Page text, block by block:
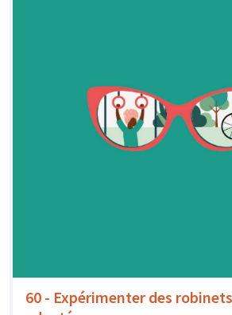
60 - Expérimenter des